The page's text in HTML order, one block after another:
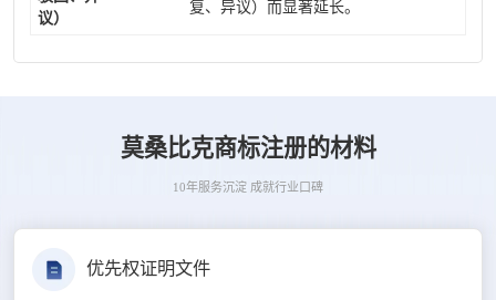
议）
复、异议）而显著延长。
莫桑比克商标注册的材料
10年服务沉淀 成就行业口碑
优先权证明文件